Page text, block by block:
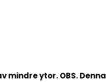
ytor. OBS. Denna